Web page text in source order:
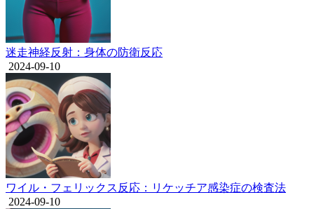
迷走神経反射：身体の防衛反応
2024-09-10
ワイル・フェリックス反応：リケッチア感染症の検査法
2024-09-10